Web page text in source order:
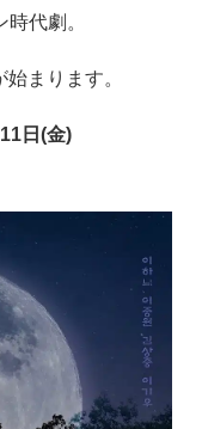
代劇。
まります。
日(金)